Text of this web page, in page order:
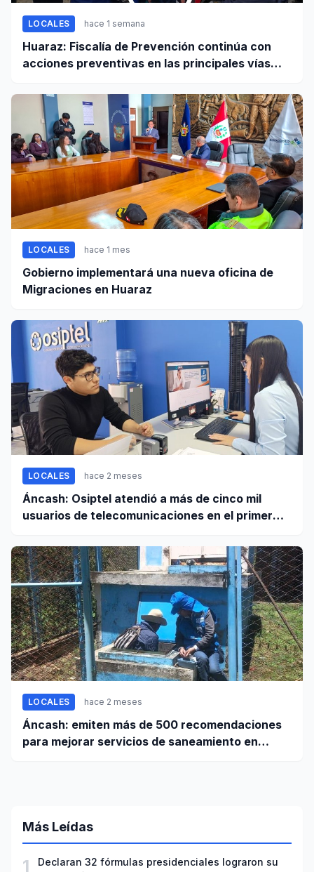
LOCALES hace 1 semana
Huaraz: Fiscalía de Prevención continúa con
acciones preventivas en las principales vías
LOCALES hace 1 mes
Gobierno implementará una nueva oficina de
Migraciones en Huaraz
LOCALES hace 2 meses
Áncash: Osiptel atendió a más de cinco mil
usuarios de telecomunicaciones en el primer
LOCALES hace 2 meses
Áncash: emiten más de 500 recomendaciones
para mejorar servicios de saneamiento en
Más Leídas
1
Declaran 32 fórmulas presidenciales lograron su